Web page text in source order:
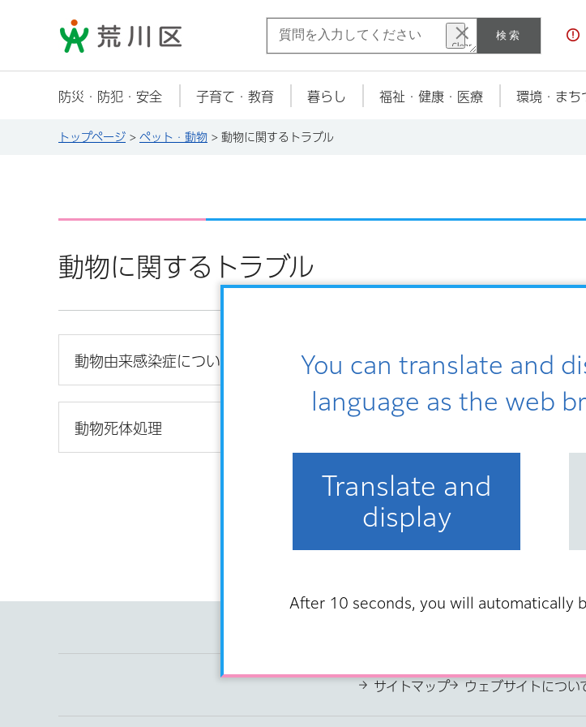
You can translate and
language as the web
Translate and
display
After 10 seconds, you will automatically
荒川区 検索
防災・防犯・安全 子育て・教育 暮らし 福祉・健康・医療 環境・まち
トップページ > ペット・動物 > 動物に関するトラブル
動物に関するトラブル
動物由来感染症について 動物のトラブル
動物死体処理
サイトマップ ウェブサイトについ